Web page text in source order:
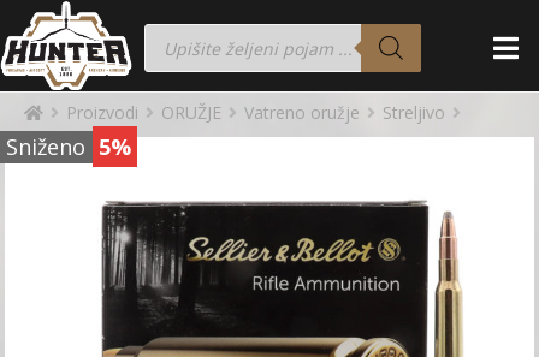
Proizvodi ORUŽJE Vatreno oružje Streljivo
Sniženo 5%